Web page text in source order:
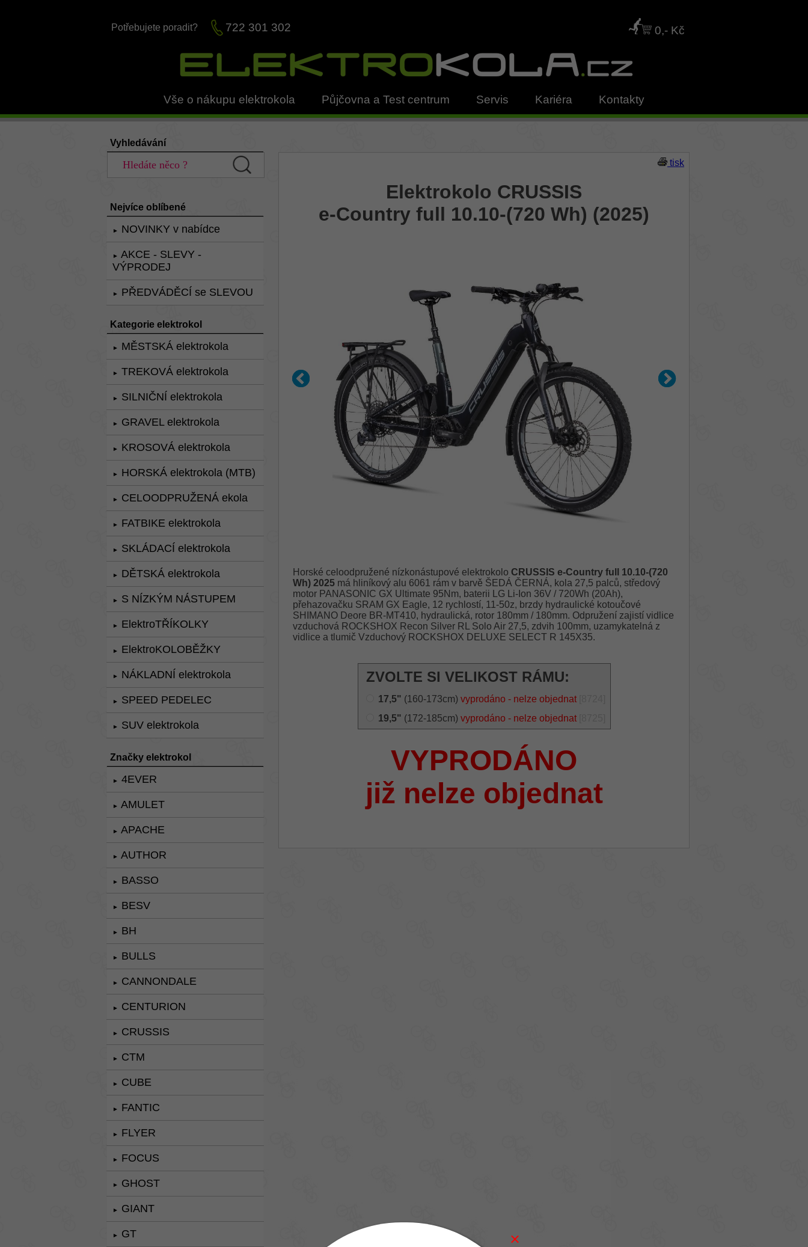
Potřebujete poradit? 722 301 302 0,- Kč
Vše o nákupu elektrokola Půjčovna a Test centrum Servis Kariéra Kontakty
Vyhledávání
Nejvíce oblíbené
► NOVINKY v nabídce
►
AKCE - SLEVY -
VÝPRODEJ
► PŘEDVÁDĚCÍ se SLEVOU
Kategorie elektrokol
► MĚSTSKÁ elektrokola
► TREKOVÁ elektrokola
► SILNIČNÍ elektrokola
► GRAVEL elektrokola
► KROSOVÁ elektrokola
► HORSKÁ elektrokola (MTB)
► CELOODPRUŽENÁ ekola
► FATBIKE elektrokola
► SKLÁDACÍ elektrokola
► DĚTSKÁ elektrokola
► S NÍZKÝM NÁSTUPEM
► ElektroTŘÍKOLKY
► ElektroKOLOBĚŽKY
► NÁKLADNÍ elektrokola
► SPEED PEDELEC
► SUV elektrokola
Značky elektrokol
► 4EVER
► AMULET
► APACHE
► AUTHOR
► BASSO
► BESV
► BH
► BULLS
► CANNONDALE
► CENTURION
► CRUSSIS
► CTM
► CUBE
► FANTIC
► FLYER
► FOCUS
► GHOST
► GIANT
► GT
tisk
Elektrokolo CRUSSIS
e-Country full 10.10-(720 Wh) (2025)
Horské celoodpružené nízkonástupové elektrokolo CRUSSIS e-Country full 10.10-(720
Wh) 2025má hliníkový alu 6061 rám v barvě ŠEDÁ ČERNÁ, kola 27,5 palců, středový
motor PANASONIC GX Ultimate 95Nm, baterii LG Li-Ion 36V / 720Wh (20Ah),
přehazovačku SRAM GX Eagle, 12 rychlostí, 11-50z, brzdy hydraulické kotoučové
SHIMANO Deore BR-MT410, hydraulická, rotor 180mm / 180mm. Odpružení zajistí vidlice
vzduchová ROCKSHOX Recon Silver RL Solo Air 27,5, zdvih 100mm, uzamykatelná z
vidlice a tlumič Vzduchový ROCKSHOX DELUXE SELECT R 145X35.
ZVOLTE SI VELIKOST RÁMU:
17,5" (160-173cm) vyprodáno - nelze objednat
19,5" (172-185cm) vyprodáno - nelze objednat
VYPRODÁNO
již nelze objednat